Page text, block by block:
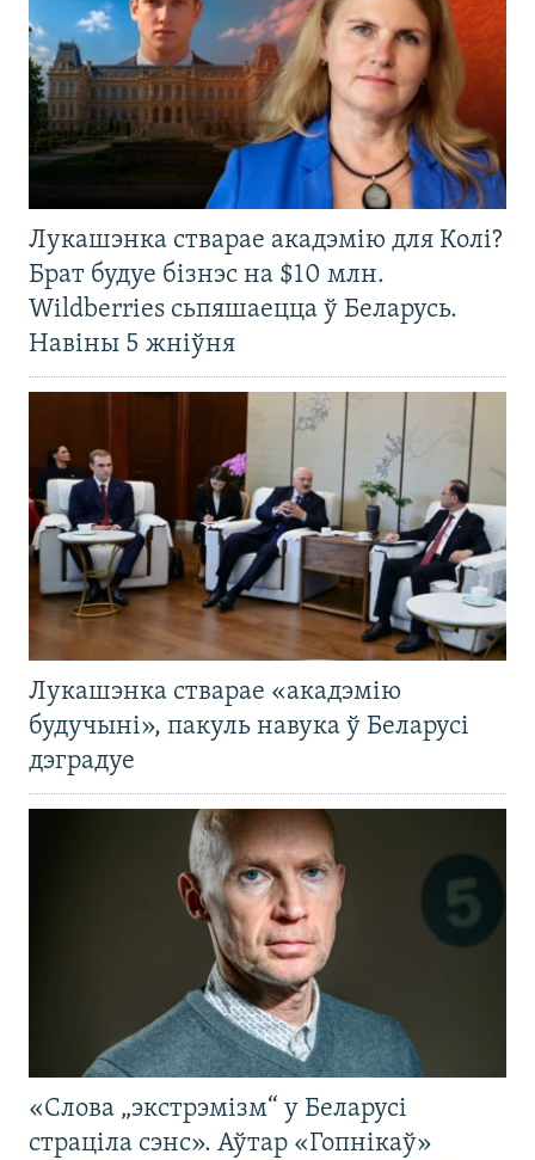
Лукашэнка стварае акадэмію для Колі?
Брат будуе бізнэс на $10 млн.
Wildberries сьпяшаецца ў Беларусь.
Навіны 5 жніўня
Лукашэнка стварае «акадэмію
будучыні», пакуль навука ў Беларусі
дэградуе
«Слова „экстрэмізм“ у Беларусі
страціла сэнс». Аўтар «Гопнікаў»